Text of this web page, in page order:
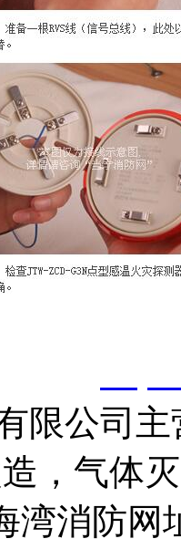
限公司
，气体
湾消防网